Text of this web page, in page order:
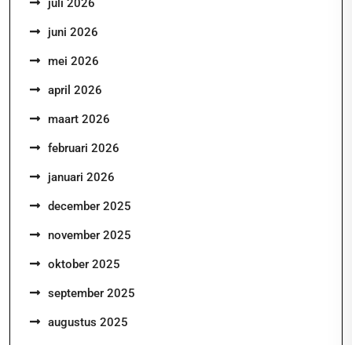
juli 2026
juni 2026
mei 2026
april 2026
maart 2026
februari 2026
januari 2026
december 2025
november 2025
oktober 2025
september 2025
augustus 2025